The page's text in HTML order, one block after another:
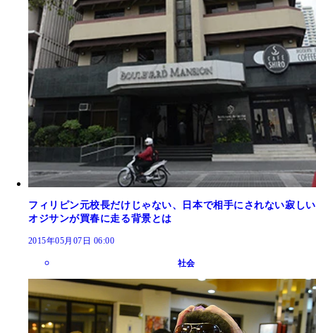
フィリピン元校長だけじゃない、日本で相手にされない寂しい
オジサンが買春に走る背景とは
2015年05月07日 06:00
社会